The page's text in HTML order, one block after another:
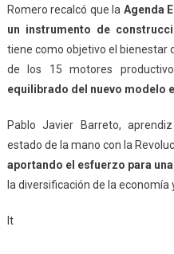
Romero recalcó que la Agenda
un instrumento de
tiene como objetivo el bienestar
de los 15 motores
equilibrado del nuevo modelo
Pablo Javier Barreto,
estado de la mano con la
aportando el esfuerzo para
la diversificación de la economía
lt